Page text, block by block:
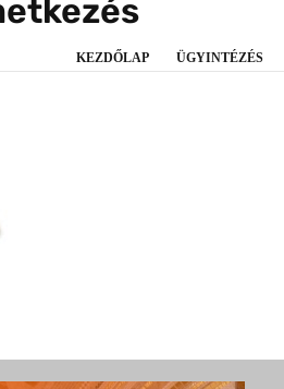
KEZDŐLAP ÜGYINTÉZÉS